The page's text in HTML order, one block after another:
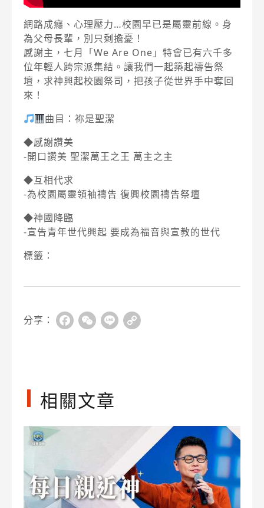
網路成癮、心理壓力…校園早已是屬靈前線。身
為父母長輩，別只剩擔憂！
感謝主，七月「We Are One」特會已有六千多
位年輕人跨宗派集結。讓我們一起築起禱告祭
壇，求神興起校園祭司，把孩子從世界手中奪回
來！
曲目：祢是聖潔
◆感謝讚美
-開口讚美 聖潔萬王之王 萬主之主
◆互相代求
-為校園屬靈領袖禱告 復興校園禱告祭壇
◆神國降臨
-宣告青年世代興起 要成為福音與宣教的世代
標籤：
分享： FacebookWeChat
Line
相關文章